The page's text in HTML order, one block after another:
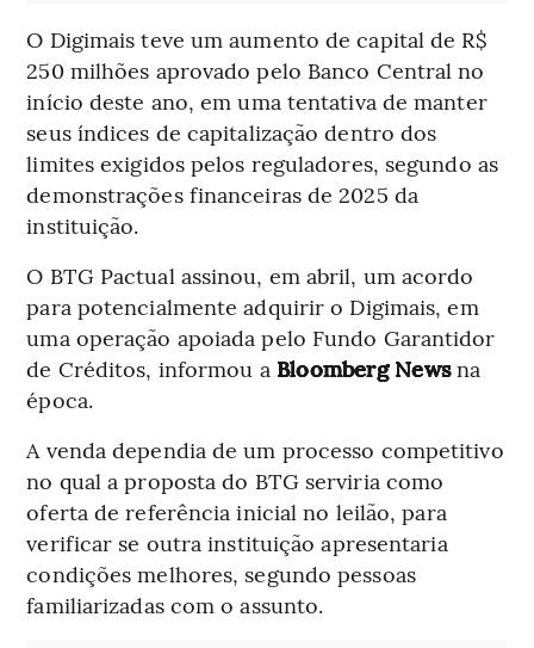
O Digimais teve um aumento de capital de R$
250 milhões aprovado pelo Banco Central no
início deste ano, em uma tentativa de manter
seus índices de capitalização dentro dos
limites exigidos pelos reguladores, segundo as
demonstrações financeiras de 2025 da
instituição.
O BTG Pactual assinou, em abril, um acordo
para potencialmente adquirir o Digimais, em
uma operação apoiada pelo Fundo Garantidor
de Créditos, informou a Bloomberg Newsna
época.
A venda dependia de um processo competitivo
no qual a proposta do BTG serviria como
oferta de referência inicial no leilão, para
verificar se outra instituição apresentaria
condições melhores, segundo pessoas
familiarizadas com o assunto.